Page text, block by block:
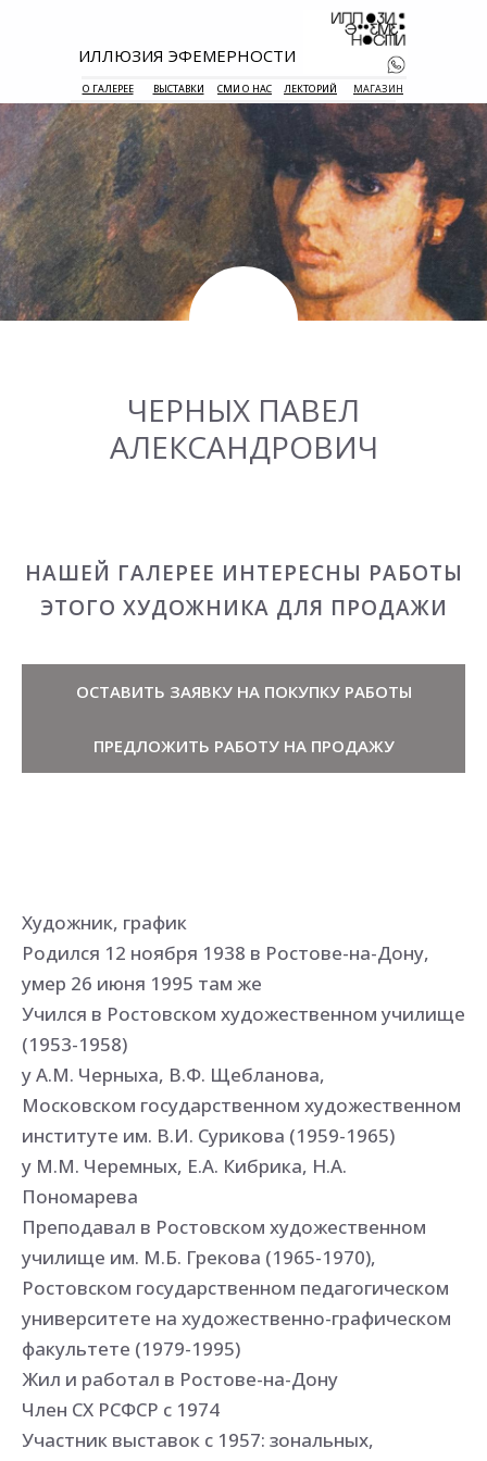
МАГАЗИН
ЛЕКТОРИЙ
СМИ О НАС
ВЫСТАВКИ
О ГАЛЕРЕЕ
ИЛЛЮЗИЯ ЭФЕМЕРНОСТИ
+7 938 177
ЧЕРНЫХ ПАВЕЛ
АЛЕКСАНДРОВИЧ
НАШЕЙ ГАЛЕРЕЕ ИНТЕРЕСНЫ РАБОТЫ
ЭТОГО ХУДОЖНИКА ДЛЯ ПРОДАЖИ
ОСТАВИТЬ ЗАЯВКУ НА ПОКУПКУ РАБОТЫ
ПРЕДЛОЖИТЬ РАБОТУ НА ПРОДАЖУ
Художник, график
Родился 12 ноября 1938 в Ростове-на-Дону,
умер 26 июня 1995 там же
Учился в Ростовском художественном училище
(1953-1958)
у А.М. Черныха, В.Ф. Щебланова,
Московском государственном художественном
институте им. В.И. Сурикова (1959-1965)
у М.М. Черемных, Е.А. Кибрика, Н.А.
Пономарева
Преподавал в Ростовском художественном
училище им. М.Б. Грекова (1965-1970),
Ростовском государственном педагогическом
университете на художественно-графическом
факультете (1979-1995)
Жил и работал в Ростове-на-Дону
Член СХ РСФСР с 1974
Участник выставок с 1957: зональных,